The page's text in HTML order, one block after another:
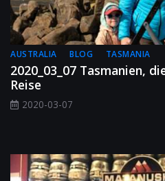
AUSTRALIA BLOG TASMANIA
2020_03_07 Tasmanien,
Reise
2020-03-07